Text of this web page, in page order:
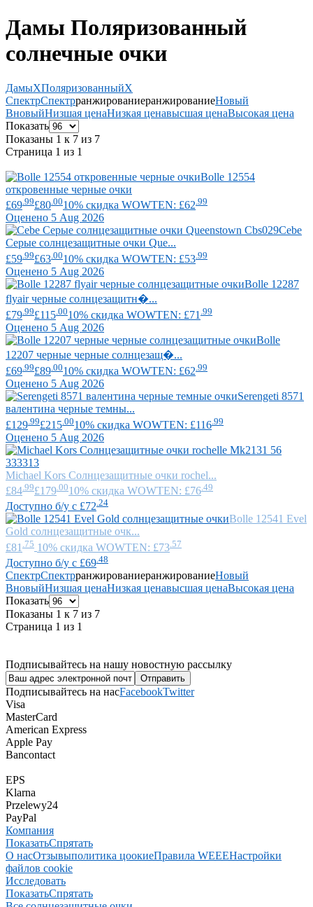
Дамы Поляризованный
солнечные очки
ДамыXПоляризованныйX
СпектрСпектрранжированиеранжированиеНовый
ВновыйНизшая ценаНизкая ценавысшая ценаВысокая цена
Показать
Показаны 1 к 7 из 7
Страница 1 из 1
Bolle 12554
откровенные черные очки
£69 .99£80 .0010% скидка WOWTEN: £62 .99
Оценено 5 Aug 2026
Cebe
Серые солнцезащитные очки Que...
£59 .99£63 .0010% скидка WOWTEN: £53 .99
Оценено 5 Aug 2026
Bolle 12287
flyair черные солнцезащитн�...
£79 .99£115 .0010% скидка WOWTEN: £71 .99
Оценено 5 Aug 2026
Bolle
12207 черные черные солнцезащ�...
£69 .99£89 .0010% скидка WOWTEN: £62 .99
Оценено 5 Aug 2026
Serengeti 8571
валентина черные темны...
£129 .99£215 .0010% скидка WOWTEN: £116 .99
Оценено 5 Aug 2026
Michael Kors Солнцезащитные очки rochel...
£84 .99£179 .0010% скидка WOWTEN: £76 .49
Доступно б/у с £72 .24
Bolle 12541 Evel
Gold солнцезащитные очк...
£81 .75 10% скидка WOWTEN: £73 .57
Доступно б/у с £69 .48
СпектрСпектрранжированиеранжированиеНовый
ВновыйНизшая ценаНизкая ценавысшая ценаВысокая цена
Показать
Показаны 1 к 7 из 7
Страница 1 из 1
Подписывайтесь на нашу новостную рассылку
Подписывайтесь на насFacebookTwitter
Visa
MasterCard
American Express
Apple Pay
Bancontact
EPS
Klarna
Przelewy24
PayPal
Компания
ПоказатьСпрятать
О насОтзывыполитика цоокиеПравила WEEEНастройки
файлов cookie
Исследовать
ПоказатьСпрятать